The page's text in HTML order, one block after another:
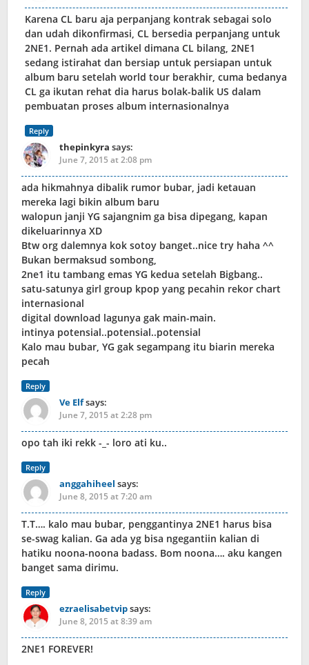
Karena CL baru aja perpanjang kontrak sebagai solo
dan udah dikonfirmasi, CL bersedia perpanjang untuk
2NE1. Pernah ada artikel dimana CL bilang, 2NE1
sedang istirahat dan bersiap untuk persiapan untuk
album baru setelah world tour berakhir, cuma bedanya
CL ga ikutan rehat dia harus bolak-balik US dalam
pembuatan proses album internasionalnya
Reply
thepinkyra says:
June 7, 2015 at 2:08 pm
ada hikmahnya dibalik rumor bubar, jadi ketauan
mereka lagi bikin album baru
walopun janji YG sajangnim ga bisa dipegang, kapan
dikeluarinnya XD
Btw org dalemnya kok sotoy banget..nice try haha ^^
Bukan bermaksud sombong,
2ne1 itu tambang emas YG kedua setelah Bigbang..
satu-satunya girl group kpop yang pecahin rekor chart
internasional
digital download lagunya gak main-main.
intinya potensial..potensial..potensial
Kalo mau bubar, YG gak segampang itu biarin mereka
pecah
Reply
Ve Elfsays:
June 7, 2015 at 2:28 pm
opo tah iki rekk -_- loro ati ku..
Reply
anggahiheel says:
June 8, 2015 at 7:20 am
T.T…. kalo mau bubar, penggantinya 2NE1 harus bisa
se-swag kalian. Ga ada yg bisa ngegantiin kalian di
hatiku noona-noona badass. Bom noona…. aku kangen
banget sama dirimu.
Reply
ezraelisabetvipsays:
June 8, 2015 at 8:39 am
2NE1 FOREVER!